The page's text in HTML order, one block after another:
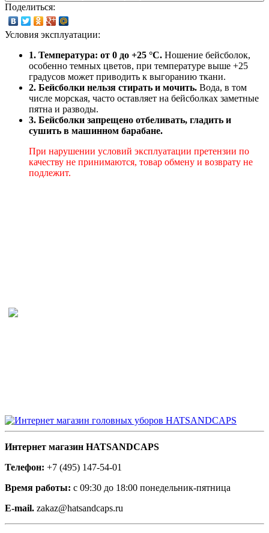
Поделиться:
Условия эксплуатации:
1. Температура: от 0 до +25 °C. Ношение бейсболок,
особенно темных цветов, при температуре выше +25
градусов может приводить к выгоранию ткани.
2. Бейсболки нельзя стирать и мочить. Вода, в том
числе морская, часто оставляет на бейсболках заметные
пятна и разводы.
3. Бейсболки запрещено отбеливать, гладить и
сушить в машинном барабане.
При нарушении условий эксплуатации претензии по
качеству не принимаются, товар обмену и возврату не
подлежит.
Интернет магазин HATSANDCAPS
Телефон: +7 (495) 147-54-01
Время работы: с 09:30 до 18:00 понедельник-пятница
E-mail. zakaz@hatsandcaps.ru